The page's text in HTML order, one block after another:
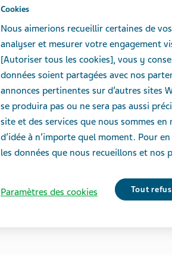
Cookies
Nous aimerions recueillir certaines de
analyser et mesurer votre engagement
[Autoriser tous les cookies], vous y
données soient partagées avec nos
annonces pertinentes sur d’autres sites
se produira pas ou ne sera pas aussi
site et des services que nous sommes
d’idée à n’importe quel moment. Pour
les données que nous recueillons et nos
Tout
Paramètres des cookies